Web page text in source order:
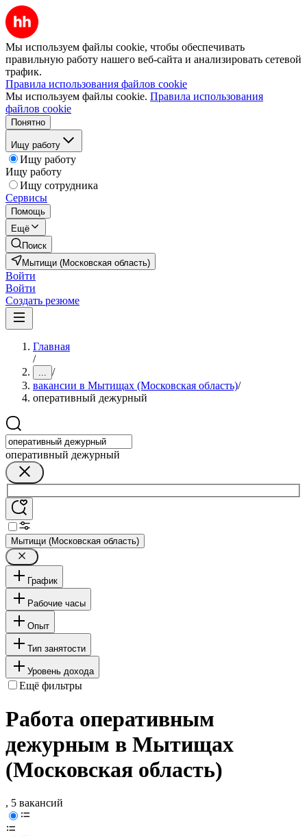
Мы используем файлы cookie, чтобы обеспечивать
правильную работу нашего веб-сайта и анализировать сетевой
трафик.
Правила использования файлов cookie
Мы используем файлы cookie. Правила использования
файлов cookie
Понятно
Ищу работу
Ищу работу
Ищу работу
Ищу сотрудника
Сервисы
Помощь
Ещё
Поиск
Мытищи (Московская область)
Войти
Войти
Создать резюме
Главная
/
... /
вакансии в Мытищах (Московская область)/
оперативный дежурный
оперативный дежурный
Мытищи (Московская область)
График
Рабочие часы
Опыт
Тип занятости
Уровень дохода
Ещё фильтры
Работа оперативным
дежурным в Мытищах
(Московская область)
, 5 вакансий